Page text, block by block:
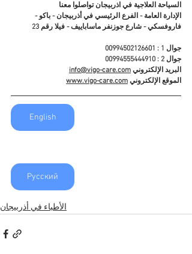
السياحة العلاجية في اذربيجان تواصلوا معنا
الإدارة العامة - الفرع الرئيسي في أذربيجان - باكو -
فاروفسكي - شارع جوزنفر ماساباييف - فيلا رقم 23
جوال 1 : 00994502126601
جوال 2 : 00994555444910
البريد الإلكتروني info@vigo-care.com
الموقع الإلكتروني www.vigo-care.com
English
Русский
الأطباء في أذربيجان